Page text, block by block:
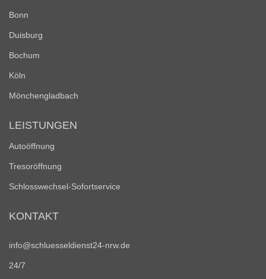
Bonn
Duisburg
Bochum
Köln
Mönchengladbach
LEISTUNGEN
Autoöffnung
Tresoröffnung
Schlosswechsel-Sofortservice
KONTAKT
info@schluesseldienst24-nrw.de
24/7